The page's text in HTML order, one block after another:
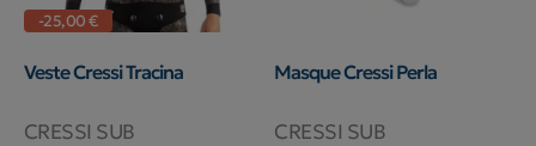
-25,00 €
Veste Cressi Tracina
CRESSI SUB
Masque Cressi Perla
CRESSI SUB